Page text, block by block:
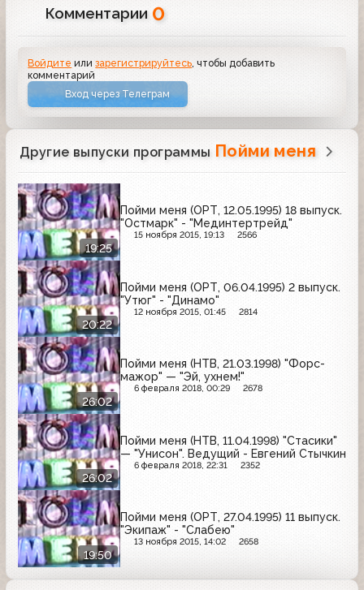
Комментарии 0
Войдите илизарегистрируйтесь , чтобы добавить
комментарий
Вход через Телеграм
Другие выпуски программы Пойми меня
19:25
Пойми меня (ОРТ, 12.05.1995) 18 выпуск.
"Остмарк" - "Мединтертрейд"
15 ноября 2015, 19:13 2566
20:22
Пойми меня (ОРТ, 06.04.1995) 2 выпуск.
"Утюг" - "Динамо"
12 ноября 2015, 01:45 2814
26:02
Пойми меня (НТВ, 21.03.1998) "Форс-
мажор" — "Эй, ухнем!"
6 февраля 2018, 00:29 2678
26:02
Пойми меня (НТВ, 11.04.1998) "Стасики"
— "Унисон". Ведущий - Евгений Стычкин
6 февраля 2018, 22:31 2352
19:50
Пойми меня (ОРТ, 27.04.1995) 11 выпуск.
"Экипаж" - "Слабею"
13 ноября 2015, 14:02 2658